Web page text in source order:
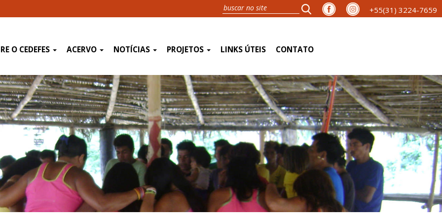
+55(31) 3224-7659
O CEDEFES ACERVO NOTÍCIAS PROJETOS LINKS ÚTEIS CONTATO